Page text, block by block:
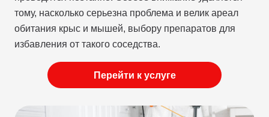
тому, насколько серьезна проблема и велик ареал
обитания крыс и мышей, выбору препаратов для
избавления от такого соседства.
Перейти к услуге